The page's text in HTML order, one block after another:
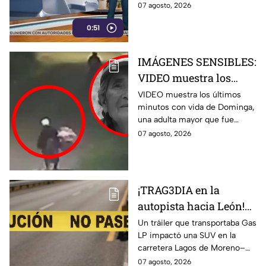
0:51
señalamientos de narcopolítica
07 agosto, 2026
IMÁGENES SENSIBLES:
VIDEO muestra los
últimos minutos de
Dominga, abuelita
4TACADA por 90 pesos
en Amozoc
VIDEO muestra los últimos
minutos con vida de Dominga,
una adulta mayor que fue
atacada con una piedra en
07 agosto, 2026
¡TRAG3DIA en la
autopista hacia León!
Tráiler desata FUERTE
CHOQUE hoy viernes y
una mujer pierde la
Un tráiler que transportaba Gas
LP impactó una SUV en la
carretera Lagos de Moreno–
Unión de San Antonio; una
07 agosto, 2026